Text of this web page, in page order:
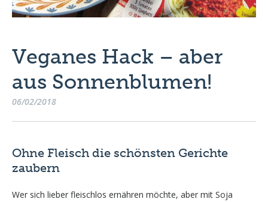
Veganes Hack – aber
aus Sonnenblumen!
06/02/2018
Ohne Fleisch die schönsten Gerichte
zaubern
Wer sich lieber fleischlos ernähren möchte, aber mit Soja